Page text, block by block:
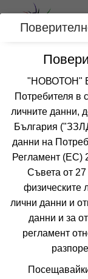
Категории
Оферти
за
Не
"НОВОТОН"
Потребителя в
личните данни,
България
данни на
Регламент (ЕС)
Съвета от 27
физическите
лични данни и
данни и за
регламент